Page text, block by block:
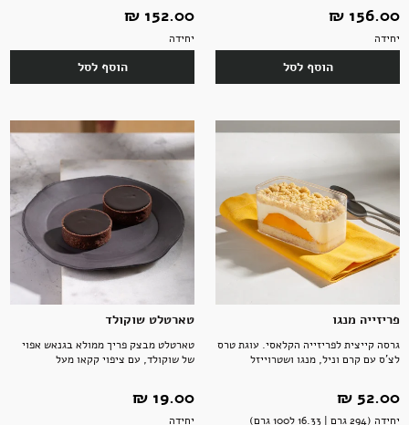
156.00 ‏₪
יחידה
הוסף לסל
152.00 ‏₪
יחידה
הוסף לסל
פריזייה מנגו
גרסה קייצית לפריזייה הקלאסי. עוגת טרס
לצ'ס עם קרם וניל, מנגו ושטרוייזל
52.00 ‏₪
יחידה (294 גרם | 16.33 ל100 גרם)
טארטלט שוקולד
טארטלט מבצק פריך ממולא בגנאש אפוי
של שוקולד, עם ציפוי קקאו מעל
19.00 ‏₪
יחידה
ארוחות שלמות
מגשי אירוח מתוקים
להשלמת האירוח
תבלינים
ממרחים מתוקים, שוקולד וממתקים
קפה ותה
אלכוהול ותזקיקים
חדר רחצה
טקסטיל
סלים ותיקים